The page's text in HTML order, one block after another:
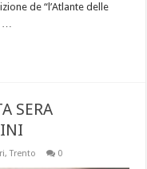
de “l’Atlante delle
…
SERA
,Trento 0